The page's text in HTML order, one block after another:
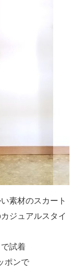
素材のスカート
ジュアルスタイ
試着
ポンで